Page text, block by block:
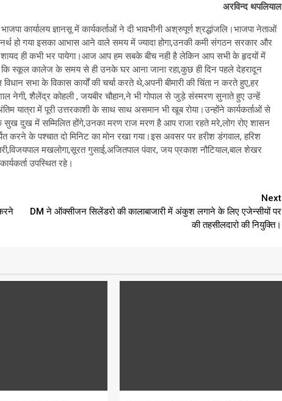
अरविन्द थपलियाल
कार्यालय ज्ञानसू में कार्यकर्ताओं ने दी भावभीनी अश्रुपूर्ण श्रद्धांजलि।भाजपा नेताओं
अनर्थ हो गया इसका आभास आने वाले समय में ज्यादा होगा,उनकी कमी संगठन सरकार और
शायद ही कभी भर पायेगा।आज आप हम सबके बीच नही है लेकिन आप सभी के हृदयों में
कि स्कूल कालेज के समय से ही उनके घर आना जाना रहा,कुछ ही दिन पहले देहरादून
सभा के विकास कार्यों की चर्चा करते थे,अपनी बीमारी की चिंता न करते हुए,हर
नेगी, शैलेंद्र कोहली , जयबीर चौहान,ने भी गोपाल से जुड़े संस्मरण सुनाते हुए उन्हें
यात्रा में पूरी उत्तरकाशी के साथ साथ असमान भी खूब रोया।उन्होंने कार्यकर्ताओं से
दुख में सम्मिलित होंगे,उनका मरण राज मरण है आप राजा रहते मरे,लोग रोए शासन
करने के पश्चात दो मिनिट का मोन रखा गया।इस अवसर पर हरीश डंगवाल, हरिश
मखलोगा,सूरत गुसाई,अजितपाल पंवार, जय प्रकाश नौटियाल,बाल शेखर
उपस्थित रहे।
Next
DM ने ऑक्सीजन सिलेंडरो की कालाबाजारी में अंकुश लगाने के लिए एजेन्सीयों पर
की तहसीलदारो की नियुक्ति।